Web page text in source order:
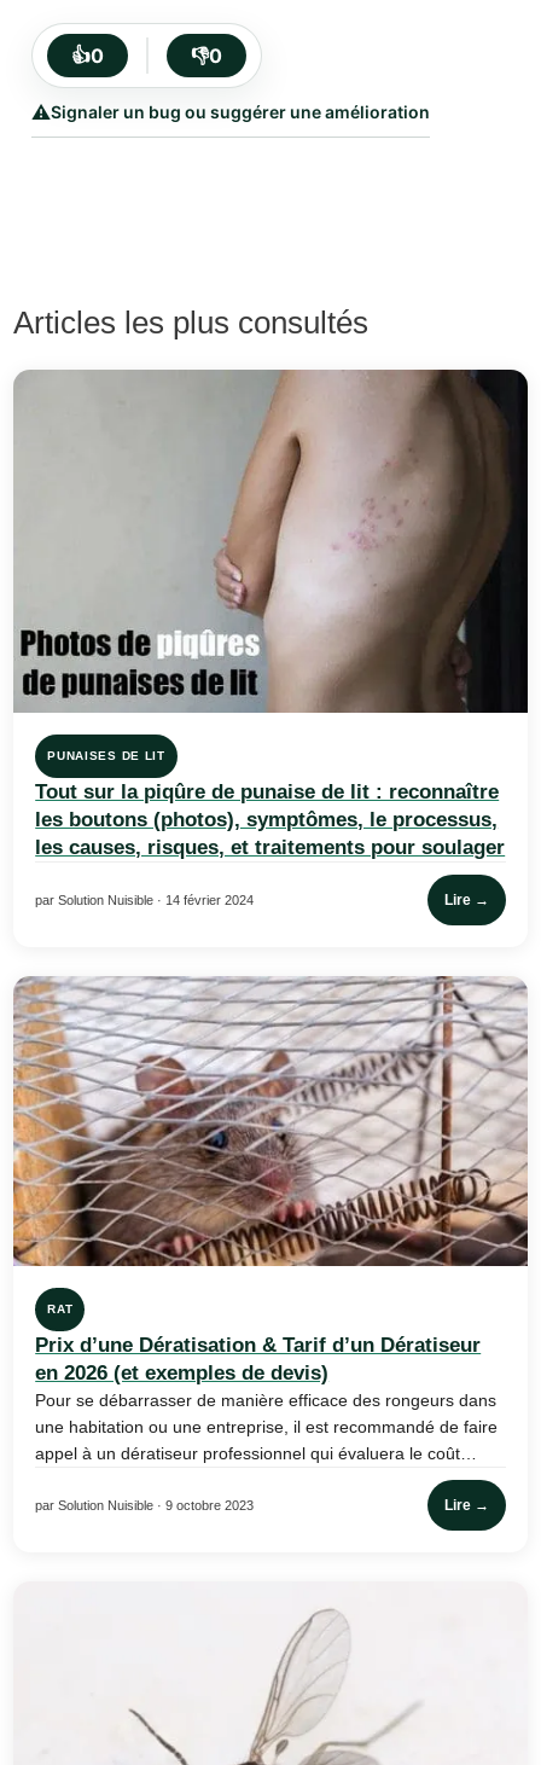
👍0 👎0
⚠️Signaler un bug ou suggérer une amélioration
Articles les plus consultés
PUNAISES DE LIT
Tout sur la piqûre de punaise de lit : reconnaître
les boutons (photos), symptômes, le processus,
les causes, risques, et traitements pour soulager
par Solution Nuisible · 14 février 2024 Lire →
RAT
Prix d’une Dératisation & Tarif d’un Dératiseur
en 2026 (et exemples de devis)
Pour se débarrasser de manière efficace des rongeurs dans
une habitation ou une entreprise, il est recommandé de faire
appel à un dératiseur professionnel qui évaluera le coût…
par Solution Nuisible · 9 octobre 2023 Lire →